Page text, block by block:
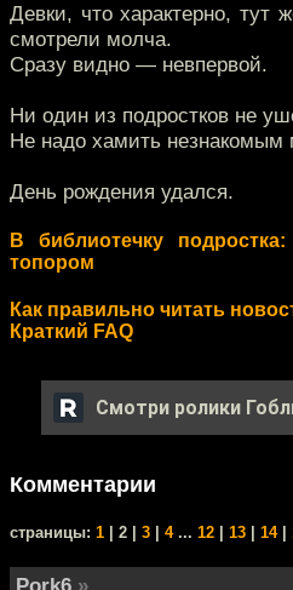
Девки, что характерно, тут
смотрели молча.
Сразу видно — невпервой.
Ни один из подростков не
Не надо хамить незнакомым
День рождения удался.
В библиотечку
топором
Как правильно читать
Краткий FAQ
Смотри ролики
Комментарии
cтраницы: 1 | 2 | 3 4... 12 13 14|